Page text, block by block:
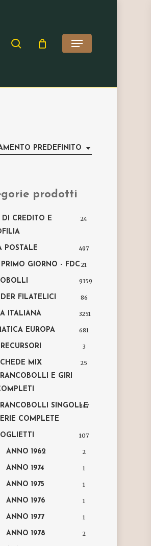
search Menu
PREDEFINITO
prodotti
DI CREDITO E
24
POSTALE 497
PRIMO GIORNO - FDC 21
9359
FILATELICI 86
ITALIANA 3251
EUROPA 681
3
MIX
E GIRI
25
SINGOLI E
COMPLETE
347
107
ANNO 1962 2
ANNO 1974 1
ANNO 1975 1
ANNO 1976 1
ANNO 1977 1
ANNO 1978 2